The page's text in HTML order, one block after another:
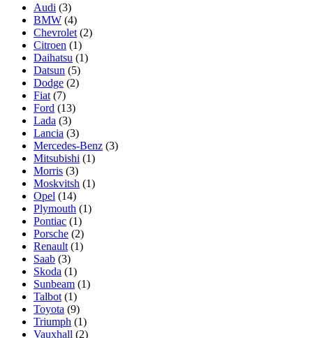
Audi (3)
BMW (4)
Chevrolet (2)
Citroen (1)
Daihatsu (1)
Datsun (5)
Dodge (2)
Fiat (7)
Ford (13)
Lada (3)
Lancia (3)
Mercedes-Benz (3)
Mitsubishi (1)
Morris (3)
Moskvitsh (1)
Opel (14)
Plymouth (1)
Pontiac (1)
Porsche (2)
Renault (1)
Saab (3)
Skoda (1)
Sunbeam (1)
Talbot (1)
Toyota (9)
Triumph (1)
Vauxhall (2)